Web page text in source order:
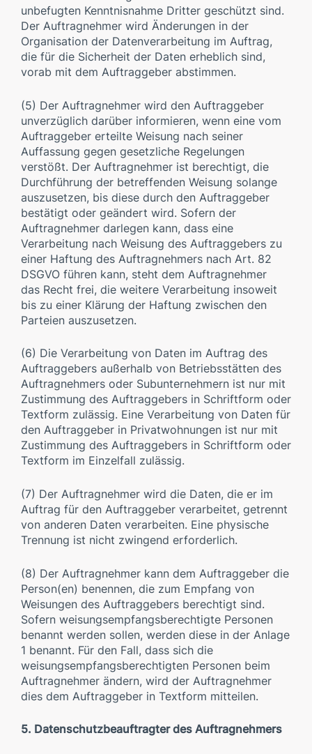
unbefugten Kenntnisnahme Dritter geschützt sind.
Der Auftragnehmer wird Änderungen in der
Organisation der Datenverarbeitung im Auftrag,
die für die Sicherheit der Daten erheblich sind,
vorab mit dem Auftraggeber abstimmen.
(5) Der Auftragnehmer wird den Auftraggeber
unverzüglich darüber informieren, wenn eine vom
Auftraggeber erteilte Weisung nach seiner
Auffassung gegen gesetzliche Regelungen
verstößt. Der Auftragnehmer ist berechtigt, die
Durchführung der betreffenden Weisung solange
auszusetzen, bis diese durch den Auftraggeber
bestätigt oder geändert wird. Sofern der
Auftragnehmer darlegen kann, dass eine
Verarbeitung nach Weisung des Auftraggebers zu
einer Haftung des Auftragnehmers nach Art. 82
DSGVO führen kann, steht dem Auftragnehmer
das Recht frei, die weitere Verarbeitung insoweit
bis zu einer Klärung der Haftung zwischen den
Parteien auszusetzen.
(6) Die Verarbeitung von Daten im Auftrag des
Auftraggebers außerhalb von Betriebsstätten des
Auftragnehmers oder Subunternehmern ist nur mit
Zustimmung des Auftraggebers in Schriftform oder
Textform zulässig. Eine Verarbeitung von Daten für
den Auftraggeber in Privatwohnungen ist nur mit
Zustimmung des Auftraggebers in Schriftform oder
Textform im Einzelfall zulässig.
(7) Der Auftragnehmer wird die Daten, die er im
Auftrag für den Auftraggeber verarbeitet, getrennt
von anderen Daten verarbeiten. Eine physische
Trennung ist nicht zwingend erforderlich.
(8) Der Auftragnehmer kann dem Auftraggeber die
Person(en) benennen, die zum Empfang von
Weisungen des Auftraggebers berechtigt sind.
Sofern weisungsempfangsberechtigte Personen
benannt werden sollen, werden diese in der Anlage
1 benannt. Für den Fall, dass sich die
weisungsempfangsberechtigten Personen beim
Auftragnehmer ändern, wird der Auftragnehmer
dies dem Auftraggeber in Textform mitteilen.
5. Datenschutzbeauftragter des Auftragnehmers